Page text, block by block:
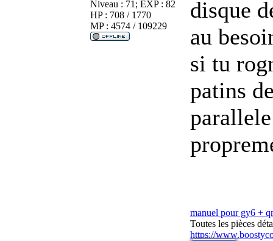
Niveau : 71; EXP : 82
HP : 708 / 1770
MP : 4574 / 109229
disque
au
si tu
patins
manuel pour gy6 +
Toutes les pièces
https://